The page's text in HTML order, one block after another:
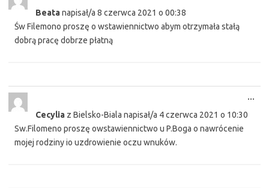
Beatanapisał/a 8 czerwca 2021 o 00:38
Św Filemono proszę o wstawiennictwo abym otrzymała stałą
dobrą pracę dobrze płatną
Cecylia z Bielsko-Biala napisał/a 4 czerwca 2021 o 10:30
Sw.Filomeno proszę owstawiennictwo u P.Boga o nawrócenie
mojej rodziny io uzdrowienie oczu wnuków.
...